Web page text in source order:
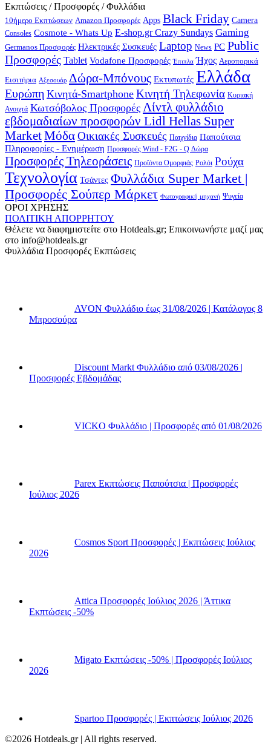
Εκπτώσεις / Προσφορές / Φυλλάδια
10ήμερο Εκπτώσεων Amazon Προσφορές Apps Black Friday Camera
Consoles Cosmote - Whats Up E-shop.gr Crazy Sundays Gaming
Germanos Προσφορές Hλεκτρικές Συσκευές Laptop News PC Public
Προσφορές Tablet Vodafone Προσφορές Έπιπλα Ήχος Αεροπορικά
Εισιτήρια Αξεσουάρ Δώρα-Μπόνους Εκτυπωτές Ελλάδα
Ευρώπη Κινητά-Smartphone Κινητή Τηλεφωνία Κυριακή
Ανοιχτά Κωτσόβολος Προσφορές Λίντλ φυλλάδιο
εβδομαδιαίων προσφορών Lidl Hellas Super
MarketΜόδαΟικιακές Συσκευές Παιχνίδια Παπούτσια
Πληροφορίες - Ενημέρωση Προσφορές Wind - F2G - Q Δώρα
Προσφορές Τηλεοράσεις Προϊόντα Ομορφιάς Ρολόι Ρούχα
Τεχνολογία Τσάντες Φυλλάδια Super Market |
Προσφορές Σούπερ Μάρκετ Φωτογραφική μηχανή Ψυγεία
ΟΡΟΙ ΧΡΗΣΗΣ
ΠΟΛΙΤΙΚΗ ΑΠΟΡΡΗΤΟΥ
Θέλετε να διαφημιστείτε στο Hotdeals.gr; Επικοινωνήστε μαζί μας
στο info@hotdeals.gr
Φυλλάδια Προσφορές Εκπτώσεις
AVON Φυλλάδιο έως 31/08/2026 | Κατάλογος 8
Μπροσούρα
Discount Markt Φυλλάδιο από 03/08/2026 |
Προσφορές Εβδομάδας
VICKO Φυλλάδιο | Προσφορές από 01/08/2026
Parex Εκπτώσεις Παπούτσια | Προσφορές
Ιούλιος 2026
Cosmos Sport Προσφορές | Εκπτώσεις Ιούλιος
2026
Attica Προσφορές Ιούλιος 2026 | Άττικα
Εκπτώσεις -50%
Migato Εκπτώσεις -50% | Προσφορές Ιούλιος
2026
Spartoo Προσφορές | Εκπτώσεις Ιούλιος 2026
©2026 Hotdeals.gr | All rights reserved.